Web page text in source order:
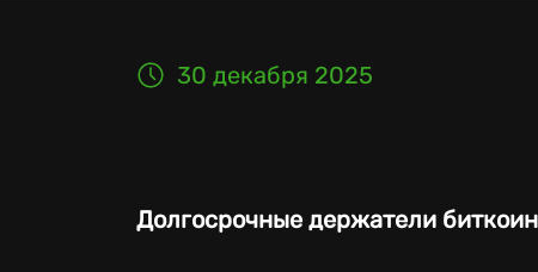
30 декабря 2025
Долгосрочные держатели